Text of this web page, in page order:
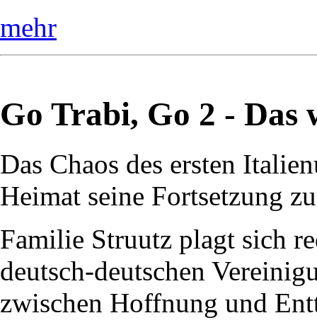
mehr
Go Trabi, Go 2 - Das
Das Chaos des ersten
Heimat seine Fortsetzung
Familie Struutz plagt sich
deutsch-deutschen
zwischen Hoffnung und